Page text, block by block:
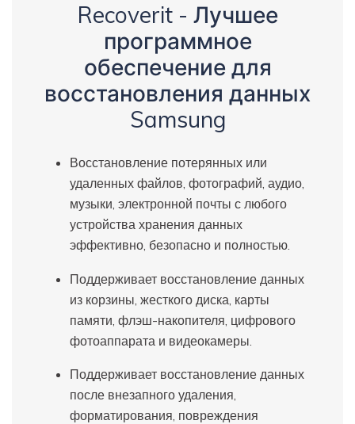
Recoverit - Лучшее
программное
обеспечение для
восстановления данных
Samsung
Восстановление потерянных или
удаленных файлов, фотографий, аудио,
музыки, электронной почты с любого
устройства хранения данных
эффективно, безопасно и полностью.
Поддерживает восстановление данных
из корзины, жесткого диска, карты
памяти, флэш-накопителя, цифрового
фотоаппарата и видеокамеры.
Поддерживает восстановление данных
после внезапного удаления,
форматирования, повреждения